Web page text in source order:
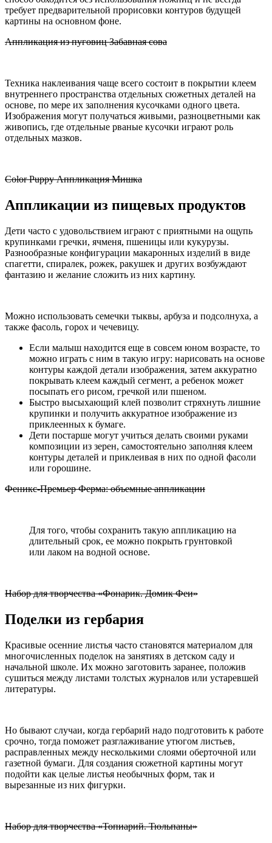
требует предварительной прорисовки контуров будущей
картины на основном фоне.
Аппликация из пуговиц Забавная сова
Техника наклеивания чаще всего состоит в покрытии клеем
внутреннего пространства отдельных сюжетных деталей на
основе, по мере их заполнения кусочками одного цвета.
Изображения могут получаться живыми, разноцветными как
живопись, где отдельные рваные кусочки играют роль
отдельных мазков.
Color Puppy Аппликация Мишка
Аппликации из пищевых продуктов
Дети часто с удовольствием играют с приятными на ощупь
крупинками гречки, ячменя, пшеницы или кукурузы.
Разнообразные конфигурации макаронных изделий в виде
спагетти, спиралек, рожек, ракушек и других возбуждают
фантазию и желание сложить из них картину.
Можно использовать семечки тыквы, арбуза и подсолнуха, а
также фасоль, горох и чечевицу.
Если малыш находится еще в совсем юном возрасте, то
можно играть с ним в такую игру: нарисовать на основе
контуры каждой детали изображения, затем аккуратно
покрывать клеем каждый сегмент, а ребенок может
посыпать его рисом, гречкой или пшеном.
Быстро высыхающий клей позволит стряхнуть лишние
крупинки и получить аккуратное изображение из
приклеенных к бумаге.
Дети постарше могут учиться делать своими руками
композиции из зерен, самостоятельно заполняя клеем
контуры деталей и приклеивая в них по одной фасоли
или горошине.
Феникс-Премьер Ферма: объемные аппликации
Для того, чтобы сохранить такую аппликацию на
длительный срок, ее можно покрыть грунтовкой
или лаком на водной основе.
Набор для творчества «Фонарик. Домик Феи»
Поделки из гербария
Красивые осенние листья часто становятся материалом для
многочисленных поделок на занятиях в детском саду и
начальной школе. Их можно заготовить заранее, положив
сушиться между листами толстых журналов или устаревшей
литературы.
Но бывают случаи, когда гербарий надо подготовить к работе
срочно, тогда поможет разглаживание утюгом листьев,
расправленных между несколькими слоями оберточной или
газетной бумаги. Для создания сюжетной картины могут
подойти как целые листья необычных форм, так и
вырезанные из них фигурки.
Набор для творчества «Топиарий. Тюльпаны»